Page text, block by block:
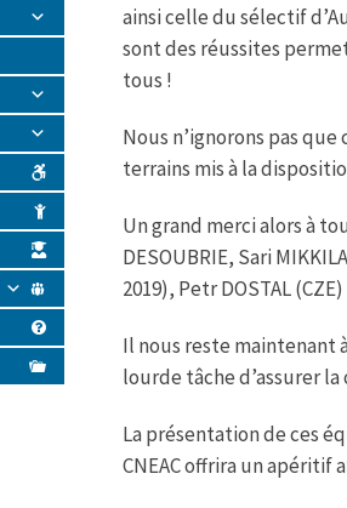
ainsi celle du sélectif
sont des réussites
tous !
Nous n’ignorons pas
terrains mis à la
Un grand merci alors à
DESOUBRIE, Sari
2019), Petr DOSTAL
Il nous reste maintenant
lourde tâche d’assurer
La présentation de ces
CNEAC offrira un apéritif